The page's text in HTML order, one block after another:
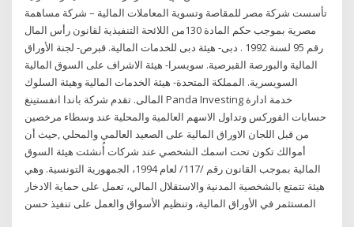
تأسست شركة مصر للمقاصة وتسوية المعاملات المالية – شركة مساهمة
مصرية بموجب حكم المادة 130من اللائحة التنفيذية لقانون رأس المال
رقم 95 لسنة 1992 . دبى- هيئة دبى للخدمات المالية. قبرص- لجنة الأوراق
المالية والبورصة القبرصية. سويسرا- هيئة الاشراف على السوق المالية
السويسرية. المملكة المتحدة- هيئة الخدمات المالية وهيئة السلوك
المالى. تقدم شركة باندا انفستينغ Panda Investing خدمة ادارة
حسابات الفوركس وتداول الاسهم العالمية والمحلية عند وسطاء مرخصين
من قبل اللجان الاوراق المالية على الصعيد العالمي والمحلي ,حيث أن
أموالك تكون تحت اسمك الشخصي عند شركات أُنشئت هيئة السوق
المالية بموجب القانون رقم /117/ لعام 1994، الجمهورية التونسية. وهي
هيئة تتمتع بالشخصية المدنية والاستقلال المالي، تعمل على حماية الادخار
المستثمر في الأوراق المالية، وتنظيم الأسواق والعمل على تنفيذ حسن